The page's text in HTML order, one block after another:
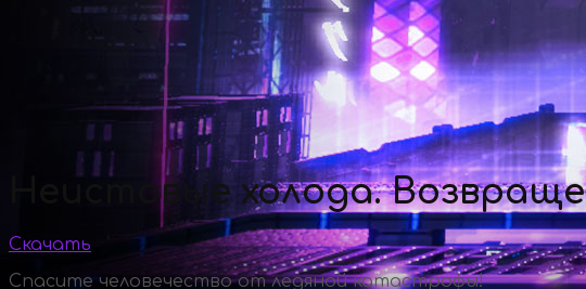
Неистовые холода.
Скачать
Спасите человечество от ледяной катастрофы!